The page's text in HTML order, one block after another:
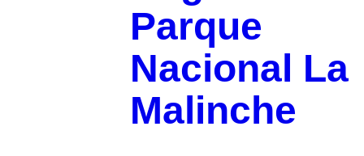
Parque
Nacional La
Malinche